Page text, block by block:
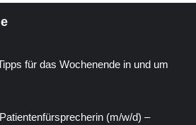
für das Wochenende in und um
(m/w/d) –